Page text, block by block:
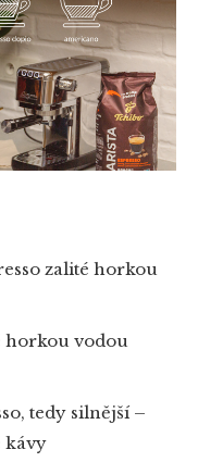
zalité horkou
horkou vodou
tedy silnější –
kávy